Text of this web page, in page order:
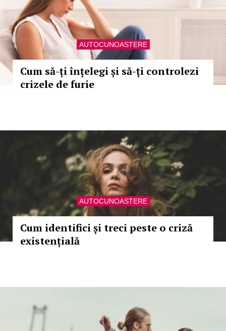
AUTOCUNOASTERE
Cum să-ți înțelegi și să-ți controlezi
crizele de furie
AUTOCUNOASTERE
Cum identifici și treci peste o criză
existențială